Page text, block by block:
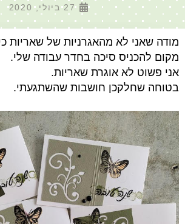
27 ביולי, 2020
מודה שאני לא מהאגרניות של שאריות
מקום להכניס סיכה בחדר עבודה שלי.
אני פשוט לא אוגרת שאריות.
בטוחה שחלקכן חושבות שהשתגעתי.